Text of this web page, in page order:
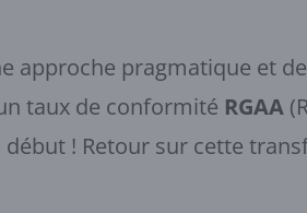
approche pragmatique et
taux de conformité RGAA
début ! Retour sur cette